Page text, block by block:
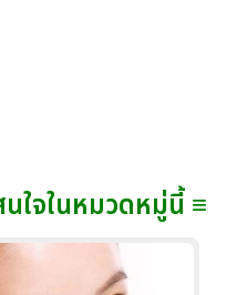
นใจในหมวดหมู่นี้ ≡